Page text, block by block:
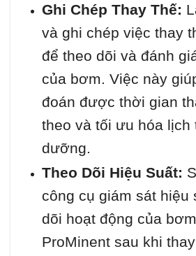
Ghi Chép Thay Thế:
và ghi chép việc thay
để theo dõi và đánh
của bơm. Việc này
đoán được thời gian
theo và tối ưu hóa lịch
dưỡng.
Theo Dõi Hiệu Suất:
công cụ giám sát hiệu
dõi hoạt động của
ProMinent sau khi